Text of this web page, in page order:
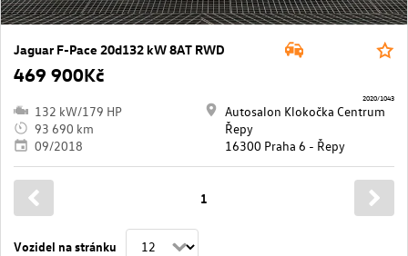
Jaguar F-Pace 20d132 kW 8AT RWD
469 900Kč
132 kW/179 HP
93 690 km
09/2018
Autosalon Klokočka Centrum
Řepy
16300 Praha 6 - Řepy
2020/1043
Vozidel na stránku
1